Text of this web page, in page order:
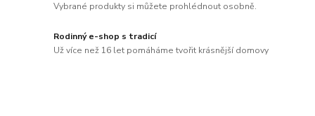
Vybrané produkty si můžete prohlédnout osobně.
Rodinný e-shop s tradicí
Už více než 16 let pomáháme tvořit krásnější domovy